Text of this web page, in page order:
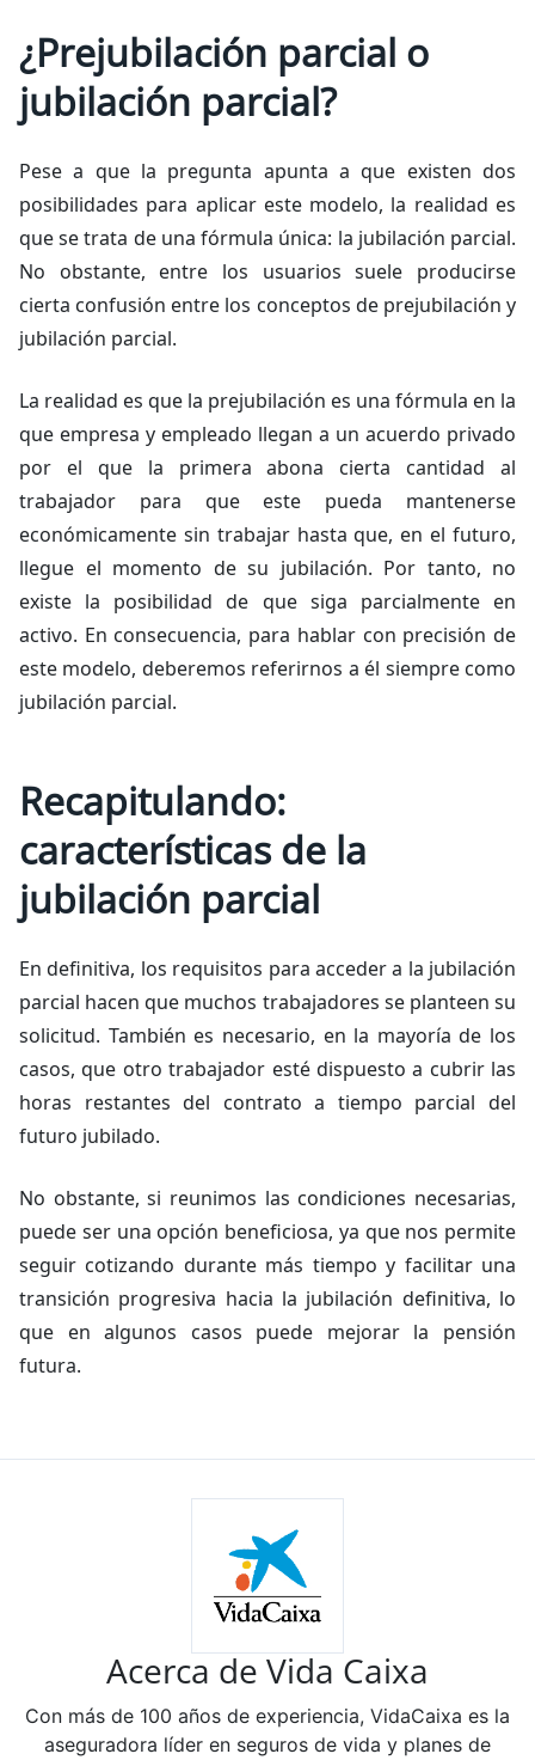
¿Prejubilación parcial o
jubilación parcial?
Pese a que la pregunta apunta a que existen dos
posibilidades para aplicar este modelo, la realidad es
que se trata de una fórmula única: la jubilación parcial.
No obstante, entre los usuarios suele producirse
cierta confusión entre los conceptos de prejubilación y
jubilación parcial.
La realidad es que la prejubilación es una fórmula en la
que empresa y empleado llegan a un acuerdo privado
por el que la primera abona cierta cantidad al
trabajador para que este pueda mantenerse
económicamente sin trabajar hasta que, en el futuro,
llegue el momento de su jubilación. Por tanto, no
existe la posibilidad de que siga parcialmente en
activo. En consecuencia, para hablar con precisión de
este modelo, deberemos referirnos a él siempre como
jubilación parcial.
Recapitulando:
características de la
jubilación parcial
En definitiva, los requisitos para acceder a la jubilación
parcial hacen que muchos trabajadores se planteen su
solicitud. También es necesario, en la mayoría de los
casos, que otro trabajador esté dispuesto a cubrir las
horas restantes del contrato a tiempo parcial del
futuro jubilado.
No obstante, si reunimos las condiciones necesarias,
puede ser una opción beneficiosa, ya que nos permite
seguir cotizando durante más tiempo y facilitar una
transición progresiva hacia la jubilación definitiva, lo
que en algunos casos puede mejorar la pensión
futura.
Acerca de Vida Caixa
Con más de 100 años de experiencia, VidaCaixa es la
aseguradora líder en seguros de vida y planes de